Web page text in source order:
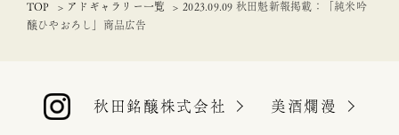
TOP アドギャラリー一覧
2023.09.09 秋田魁新報掲載：「純米吟
醸ひやおろし」商品広告
秋田銘醸株式会社 美酒爛漫